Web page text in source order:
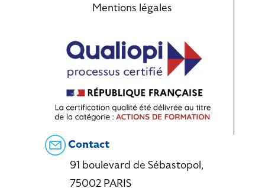
Mentions légales
Contact
91 boulevard de Sébastopol,
75002 PARIS